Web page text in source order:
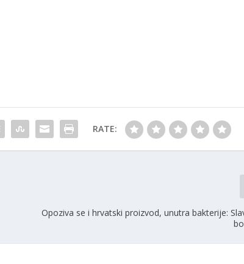
RATE:
Opoziva se i hrvatski proizvod, unutra bakterije: